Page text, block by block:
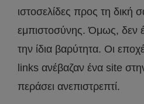
ιστοσελίδες προς τη
εμπιστοσύνης. Όμως, δεν
την ίδια βαρύτητα. Οι
links ανέβαζαν ένα site
περάσει ανεπιστρεπτί.